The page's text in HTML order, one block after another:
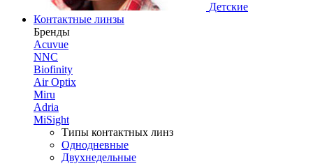
Детские
Контактные линзы
Бренды
Acuvue
NNC
Biofinity
Air Optix
Miru
Adria
MiSight
Типы контактных линз
Однодневные
Двухнедельные